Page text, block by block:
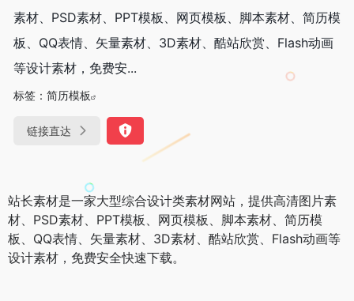
素材、PSD素材、PPT模板、网页模板、脚本素材、简历模
板、QQ表情、矢量素材、3D素材、酷站欣赏、Flash动画
等设计素材，免费安...
标签： 简历模板
链接直达
站长素材是一家大型综合设计类素材网站，提供高清图片素
材、PSD素材、PPT模板、网页模板、脚本素材、简历模
板、QQ表情、矢量素材、3D素材、酷站欣赏、Flash动画等
设计素材，免费安全快速下载。